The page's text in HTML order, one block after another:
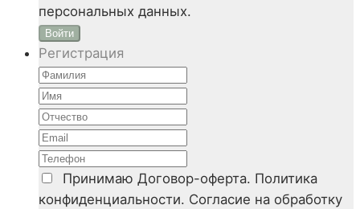
персональных данных.
Войти
Регистрация
Принимаю Договор-оферта. Политика
конфиденциальности. Согласие на обработку